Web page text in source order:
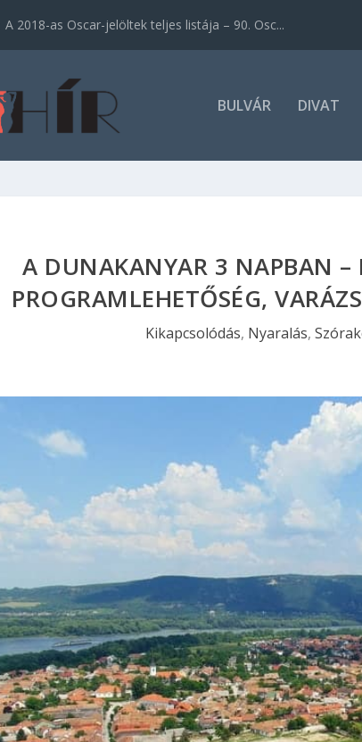
A 2018-as Oscar-jelöltek teljes listája – 90. Osc...
BULVÁR DIVAT
A DUNAKANYAR 3 NAPBAN –
PROGRAMLEHETŐSÉG,
Kikapcsolódás, Nyaralás,